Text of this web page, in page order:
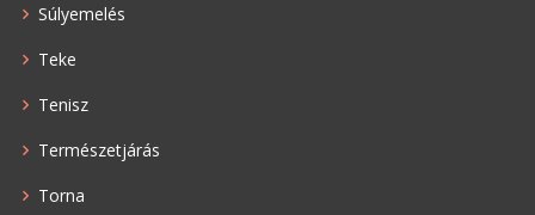
Súlyemelés
Teke
Tenisz
Természetjárás
Torna